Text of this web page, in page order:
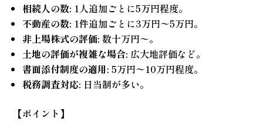
相続人の数: 1人追加ごとに5万円程度。
不動産の数: 1件追加ごとに3万円〜5万円。
非上場株式の評価: 数十万円〜。
土地の評価が複雑な場合: 広大地評価など。
書面添付制度の適用: 5万円〜10万円程度。
税務調査対応: 日当制が多い。
【ポイント】